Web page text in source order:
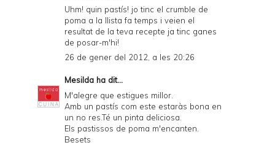
Uhm! quin pastís! jo tinc el crumble de
poma a la llista fa temps i veien el
resultat de la teva recepte ja tinc ganes
de posar-m'hi!
26 de gener del 2012, a les 20:26
Mesilda ha dit...
M'alegre que estigues millor.
Amb un pastís com este estaràs bona en
un no res.Té un pinta deliciosa.
Els pastissos de poma m'encanten.
Besets